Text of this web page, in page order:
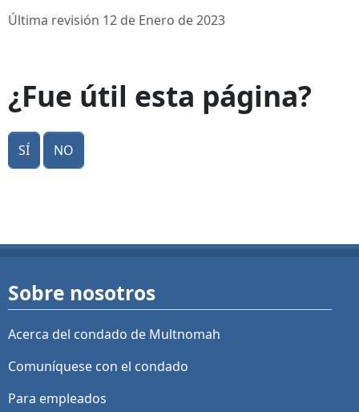
Última revisión 12 de Enero de 2023
¿Fue útil esta página?
Sí No
Sobre nosotros
Acerca del condado de Multnomah
Comuníquese con el condado
Para empleados